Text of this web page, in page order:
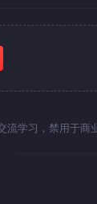
骢演绎主题曲<
学习，禁用于商